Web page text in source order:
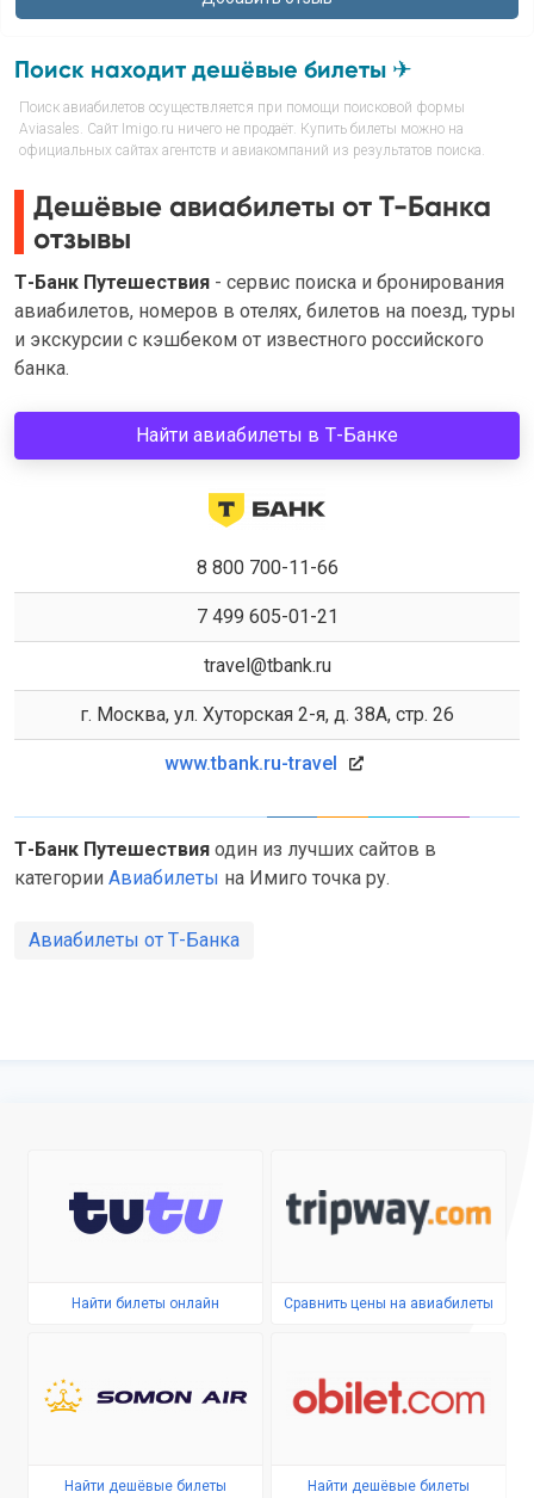
Поиск находит дешёвые билеты ✈
Поиск авиабилетов осуществляется при помощи поисковой формы
Aviasales. Сайт Imigo.ru ничего не продаёт. Купить билеты можно на
официальных сайтах агентств и авиакомпаний из результатов поиска.
Дешёвые авиабилеты от Т-Банка
отзывы
Т-Банк Путешествия - сервис поиска и бронирования
авиабилетов, номеров в отелях, билетов на поезд, туры
и экскурсии с кэшбеком от известного российского
банка.
Найти авиабилеты в Т-Банке
8 800 700-11-66
7 499 605-01-21
travel@tbank.ru
г. Москва, ул. Хуторская 2-я, д. 38А, стр. 26
www.tbank.ru-travel
Т-Банк Путешествия один из лучших сайтов в
категории Авиабилеты на Имиго точка ру.
Авиабилеты от Т-Банка
Найти билеты онлайн Сравнить цены на авиабилеты
Найти дешёвые билеты Найти дешёвые билеты